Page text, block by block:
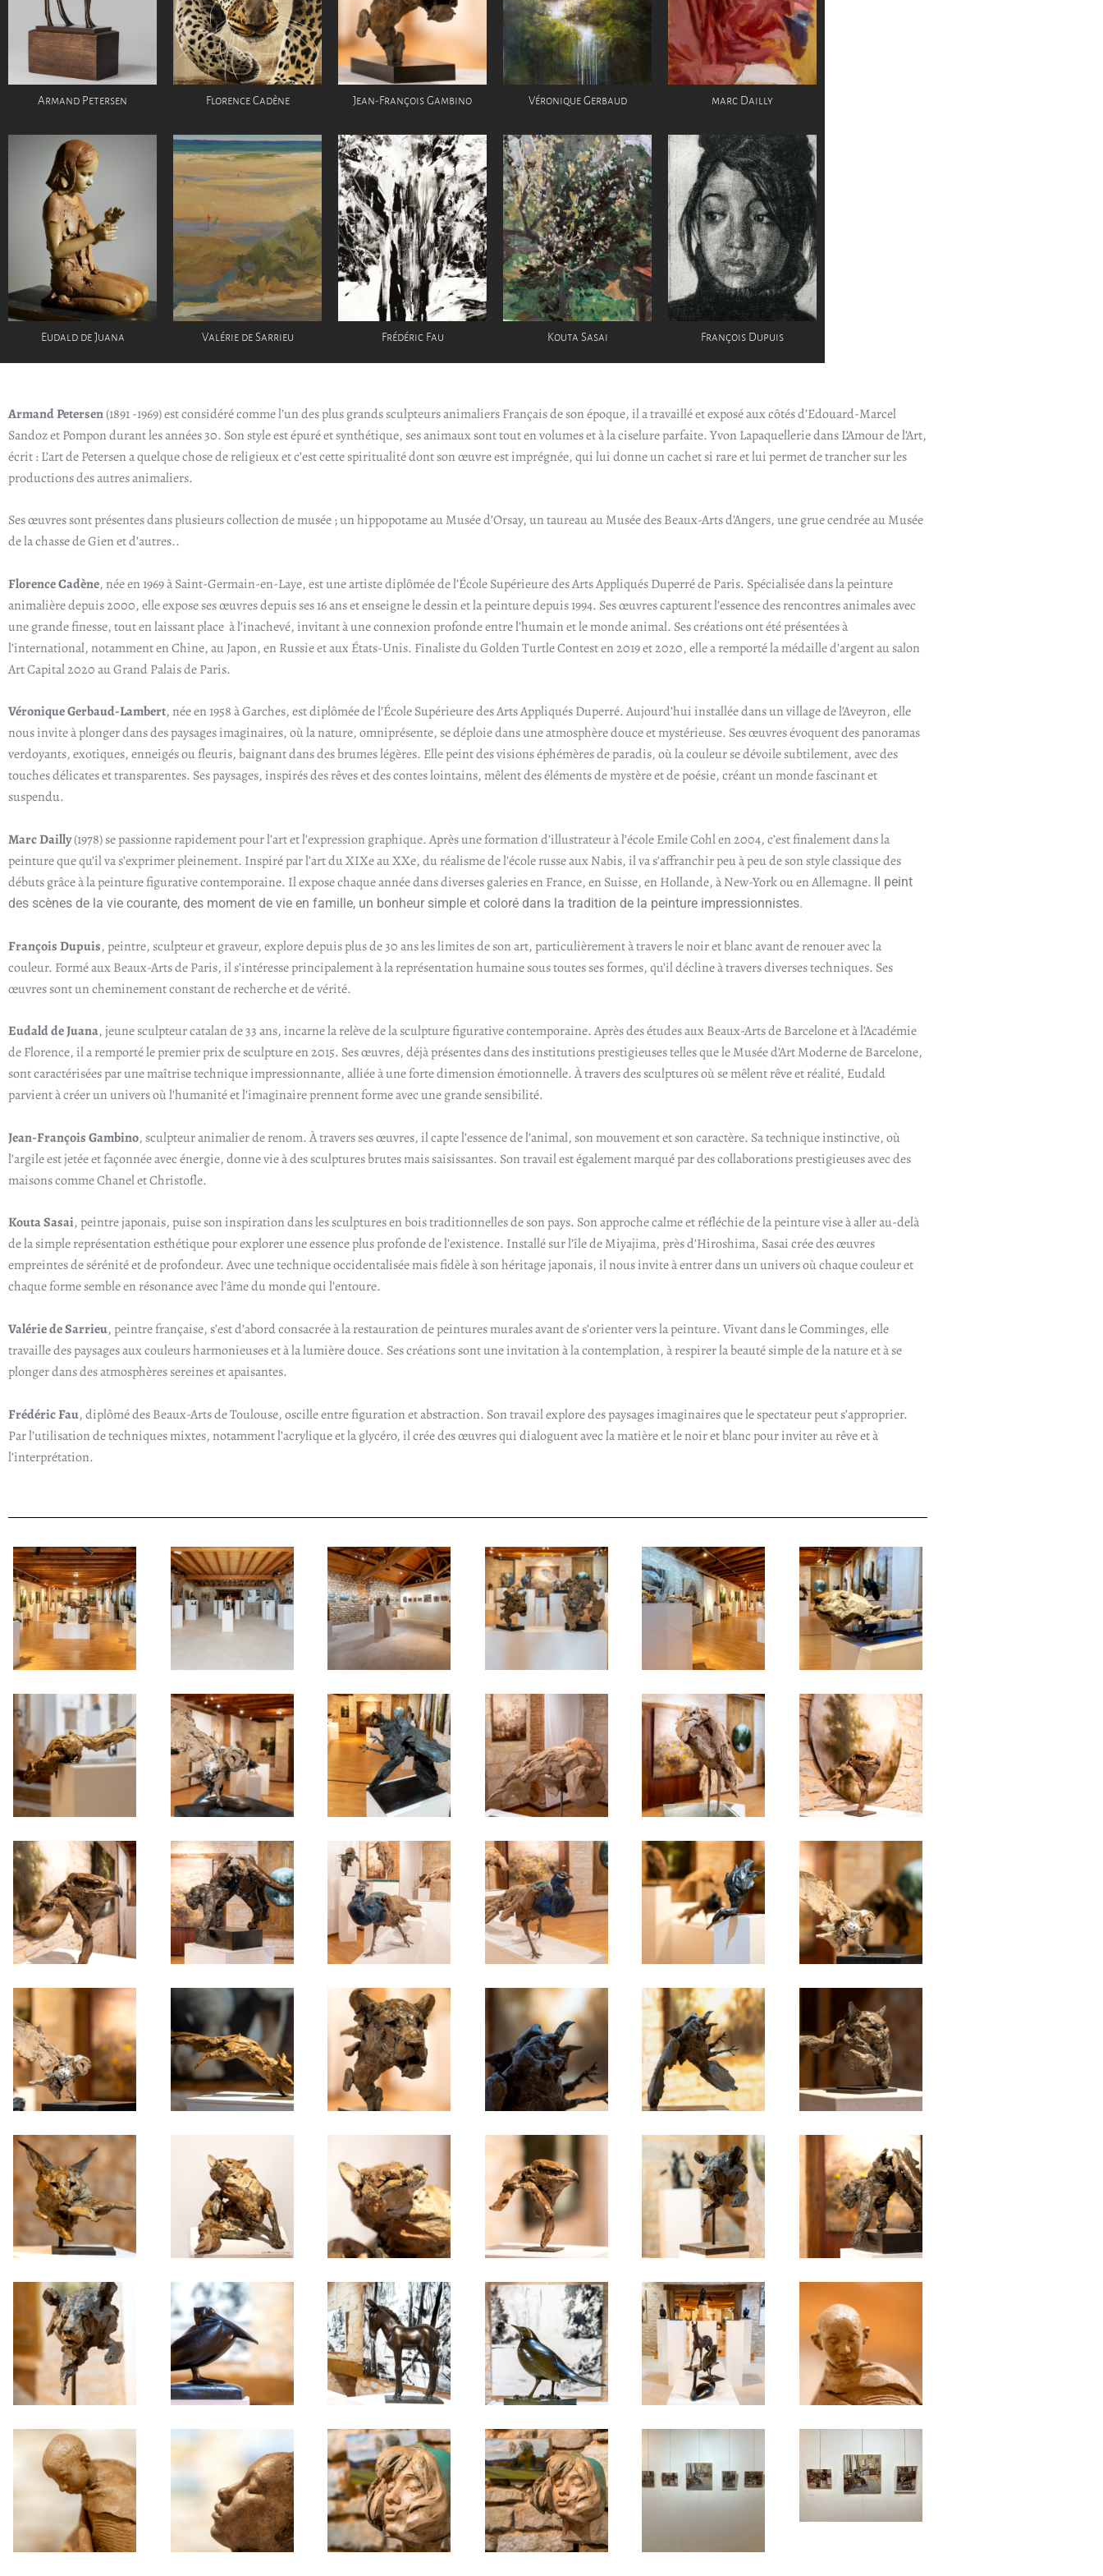
Armand Petersen
Eudald de Juana
Florence Cadène
Valérie de Sarrieu
Jean-François Gambino
Frédéric Fau
Véronique Gerbaud
Kouta Sasai
marc Dailly
François Dupuis
Armand Petersen(1891 -1969) est considéré comme l’un des plus grands sculpteurs animaliers Français de son époque, il a travaillé et exposé aux côtés d’Edouard-Marcel
Sandoz et Pompon durant les années 30. Son style est épuré et synthétique, ses animaux sont tout en volumes et à la ciselure parfaite. Yvon Lapaquellerie dans L’Amour de l’Art,
écrit : L’art de Petersen a quelque chose de religieux et c’est cette spiritualité dont son œuvre est imprégnée, qui lui donne un cachet si rare et lui permet de trancher sur les
productions des autres animaliers.
Ses œuvres sont présentes dans plusieurs collection de musée ; un hippopotame au Musée d’Orsay, un taureau au Musée des Beaux-Arts d’Angers, une grue cendrée au Musée
de la chasse de Gien et d’autres..
Florence Cadène, née en 1969 à Saint-Germain-en-Laye, est une artiste diplômée de l’École Supérieure des Arts Appliqués Duperré de Paris. Spécialisée dans la peinture
animalière depuis 2000, elle expose ses œuvres depuis ses 16 ans et enseigne le dessin et la peinture depuis 1994. Ses œuvres capturent l’essence des rencontres animales avec
une grande finesse, tout en laissant place à l’inachevé, invitant à une connexion profonde entre l’humain et le monde animal. Ses créations ont été présentées à
l’international, notamment en Chine, au Japon, en Russie et aux États-Unis. Finaliste du Golden Turtle Contest en 2019 et 2020, elle a remporté la médaille d’argent au salon
Art Capital 2020 au Grand Palais de Paris.
Véronique Gerbaud-Lambert, née en 1958 à Garches, est diplômée de l’École Supérieure des Arts Appliqués Duperré. Aujourd’hui installée dans un village de l’Aveyron, elle
nous invite à plonger dans des paysages imaginaires, où la nature, omniprésente, se déploie dans une atmosphère douce et mystérieuse. Ses œuvres évoquent des panoramas
verdoyants, exotiques, enneigés ou fleuris, baignant dans des brumes légères. Elle peint des visions éphémères de paradis, où la couleur se dévoile subtilement, avec des
touches délicates et transparentes. Ses paysages, inspirés des rêves et des contes lointains, mêlent des éléments de mystère et de poésie, créant un monde fascinant et
suspendu.
Marc Dailly(1978) se passionne rapidement pour l’art et l’expression graphique. Après une formation d’illustrateur à l’école Emile Cohl en 2004, c’est finalement dans la
peinture que qu’il va s’exprimer pleinement. Inspiré par l’art du XIXe au XXe, du réalisme de l’école russe aux Nabis, il va s’affranchir peu à peu de son style classique des
débuts grâce à la peinture figurative contemporaine. Il expose chaque année dans diverses galeries en France, en Suisse, en Hollande, à New-York ou en Allemagne. Il peint
des scènes de la vie courante, des moment de vie en famille, un bonheur simple et coloré dans la tradition de la peinture impressionnistes.
François Dupuis, peintre, sculpteur et graveur, explore depuis plus de 30 ans les limites de son art, particulièrement à travers le noir et blanc avant de renouer avec la
couleur. Formé aux Beaux-Arts de Paris, il s’intéresse principalement à la représentation humaine sous toutes ses formes, qu’il décline à travers diverses techniques. Ses
œuvres sont un cheminement constant de recherche et de vérité.
Eudald de Juana, jeune sculpteur catalan de 33 ans, incarne la relève de la sculpture figurative contemporaine. Après des études aux Beaux-Arts de Barcelone et à l’Académie
de Florence, il a remporté le premier prix de sculpture en 2015. Ses œuvres, déjà présentes dans des institutions prestigieuses telles que le Musée d’Art Moderne de Barcelone,
sont caractérisées par une maîtrise technique impressionnante, alliée à une forte dimension émotionnelle. À travers des sculptures où se mêlent rêve et réalité, Eudald
parvient à créer un univers où l’humanité et l’imaginaire prennent forme avec une grande sensibilité.
Jean-François Gambino, sculpteur animalier de renom. À travers ses œuvres, il capte l’essence de l’animal, son mouvement et son caractère. Sa technique instinctive, où
l’argile est jetée et façonnée avec énergie, donne vie à des sculptures brutes mais saisissantes. Son travail est également marqué par des collaborations prestigieuses avec des
maisons comme Chanel et Christofle.
Kouta Sasai, peintre japonais, puise son inspiration dans les sculptures en bois traditionnelles de son pays. Son approche calme et réfléchie de la peinture vise à aller au-delà
de la simple représentation esthétique pour explorer une essence plus profonde de l’existence. Installé sur l’île de Miyajima, près d’Hiroshima, Sasai crée des œuvres
empreintes de sérénité et de profondeur. Avec une technique occidentalisée mais fidèle à son héritage japonais, il nous invite à entrer dans un univers où chaque couleur et
chaque forme semble en résonance avec l’âme du monde qui l’entoure.
Valérie de Sarrieu, peintre française, s’est d’abord consacrée à la restauration de peintures murales avant de s’orienter vers la peinture. Vivant dans le Comminges, elle
travaille des paysages aux couleurs harmonieuses et à la lumière douce. Ses créations sont une invitation à la contemplation, à respirer la beauté simple de la nature et à se
plonger dans des atmosphères sereines et apaisantes.
Frédéric Fau, diplômé des Beaux-Arts de Toulouse, oscille entre figuration et abstraction. Son travail explore des paysages imaginaires que le spectateur peut s’approprier.
Par l’utilisation de techniques mixtes, notamment l’acrylique et la glycéro, il crée des œuvres qui dialoguent avec la matière et le noir et blanc pour inviter au rêve et à
l’interprétation.